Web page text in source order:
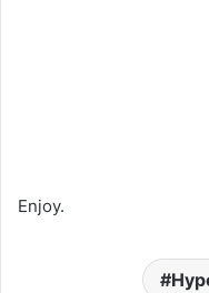
Enjoy.